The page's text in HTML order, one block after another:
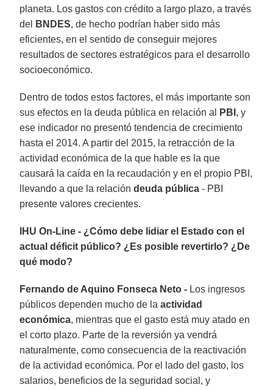
planeta. Los gastos con crédito a largo plazo, a través
del
BNDES, de hecho podrían haber sido más
eficientes, en el sentido de conseguir mejores
resultados de sectores estratégicos para el desarrollo
socioeconómico.
Dentro de todos estos factores, el más importante son
sus efectos en la deuda pública en relación al
PBI , y
ese indicador no presentó tendencia de crecimiento
hasta el 2014. A partir del 2015, la retracción de la
actividad económica de la que hable es la que
causará la caída en la recaudación y en el propio PBI,
llevando a que la relación deuda pública - PBI
presente valores crecientes.
IHU On-Line - ¿Cómo debe lidiar el Estado con el
actual déficit público? ¿Es posible revertirlo? ¿De
qué modo?
Fernando de Aquino Fonseca Neto - Los ingresos
públicos dependen mucho de laactividad
económica, mientras que el gasto está muy atado en
el corto plazo. Parte de la reversión ya vendrá
naturalmente, como consecuencia de la reactivación
de la actividad económica. Por el lado del gasto, los
salarios, beneficios de la seguridad social, y